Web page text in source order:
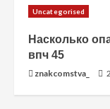
Uncategorised
Насколько
впч 45
znakcomstva_